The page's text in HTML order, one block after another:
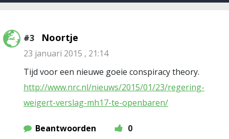
#3 Noortje
23 januari 2015 , 21:14
Tijd voor een nieuwe goeie conspiracy theory.
http://www.nrc.nl/nieuws/2015/01/23/regering-
weigert-verslag-mh17-te-openbaren/
Beantwoorden
0